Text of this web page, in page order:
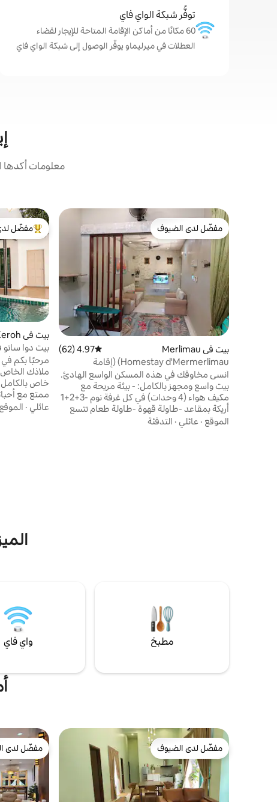
توفُّر شبكة الواي فاي
60 مكانًا من أماكن الإقامة المتاحة للإيجار لقضاء
العطلات في ميرليماو يوفّر الوصول إلى شبكة الواي فاي
معلومات أكدها
مفضّل لدى الضيوف
مفضّل لدى الضيوف
بيت في Merlimau متوسط التقييم 4.97 من 5، 62 مراجعات
4.97 (62)
Homestay d'Mermerlimau) (إقامة
للمسلمين)
انسى مخاوفك في هذه المسكن الواسع الهادئ.
بيت واسع ومجهز بالكامل: - بيئة مريحة مع
مكيف هواء (4 وحدات) في كل غرفة نوم -3+2+1
أريكة بمقاعد -طاولة قهوة -طاولة طعام تتسع
الموقع · عائلي · التدفئة
من أبرز
مفضّل
بيت في Ayer Keroh
بيت دوا
خاص)
خاص
12 ضيفًا -
عائلي · الموقع
مطبخ واي فاي
مفضّل لدى الضيوف
مفضّل لدى الضيوف
مفضّل لدى
مفضّل لدى